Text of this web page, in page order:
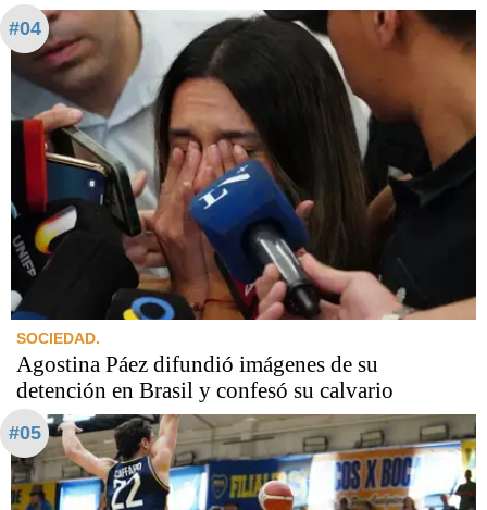
#04
SOCIEDAD.
Agostina Páez difundió imágenes de su
detención en Brasil y confesó su calvario
#05